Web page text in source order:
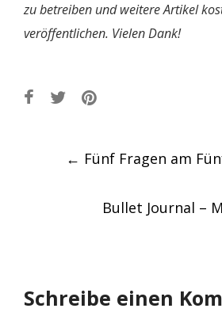
zu betreiben und weitere Artikel
veröffentlichen. Vielen Dank!
navigation
← Fünf Fragen am
Bullet Journal –
Schreibe einen